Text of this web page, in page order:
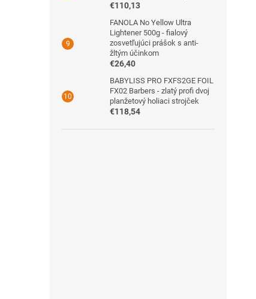
€110,13
FANOLA No Yellow Ultra
Lightener 500g - fialový
zosvetľujúci prášok s anti-
žltým účinkom
€26,40
BABYLISS PRO FXFS2GE FOIL
FX02 Barbers - zlatý profi dvoj
planžetový holiaci strojček
€118,54